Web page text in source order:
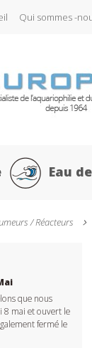
Qui sommes -
Eau
/ Réacteurs
que nous
8 mai et ouvert le
fermé le